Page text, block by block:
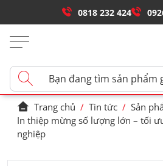
0818 232 424
Trang chủ / Tin tức / Sản
In thiệp mừng số lượng lớn – tối
nghiệp